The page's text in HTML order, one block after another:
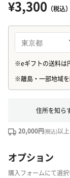
¥3,300 （税込）
住所を知ら
20,000円(税込)以
オプション
購入フォームにて選